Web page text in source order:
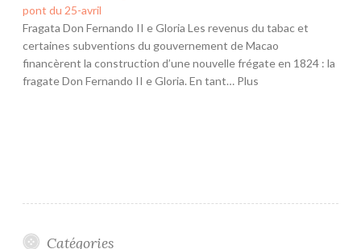
pont du 25-avril
Fragata Don Fernando II e Gloria Les revenus du tabac et
certaines subventions du gouvernement de Macao
financèrent la construction d’une nouvelle frégate en 1824 : la
fragate Don Fernando II e Gloria. En tant… Plus
Catégories